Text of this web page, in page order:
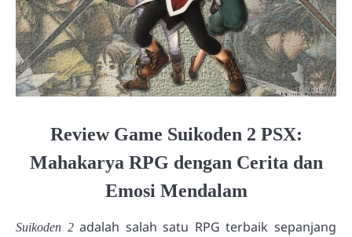
Review Game Suikoden 2 PSX:
Mahakarya RPG dengan Cerita dan
Emosi Mendalam
Suikoden 2adalah salah satu RPG terbaik sepanjang